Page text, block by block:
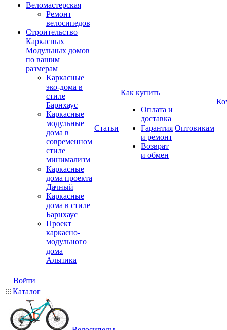
Веломастерская
Ремонт
велосипедов
Строительство
Каркасных
Модульных домов
по вашим
размерам
Каркасные
эко-дома в
стиле
Барнхаус
Каркасные
модульные
дома в
современном
стиле
минимализм
Каркасные
дома проекта
Дачный
Каркасные
дома в стиле
Барнхаус
Проект
каркасно-
модульного
дома
Альпика
Статьи
Как купить
Оплата и
доставка
Гарантия
и ремонт
Возврат
и обмен
Оптовикам
Войти
Каталог